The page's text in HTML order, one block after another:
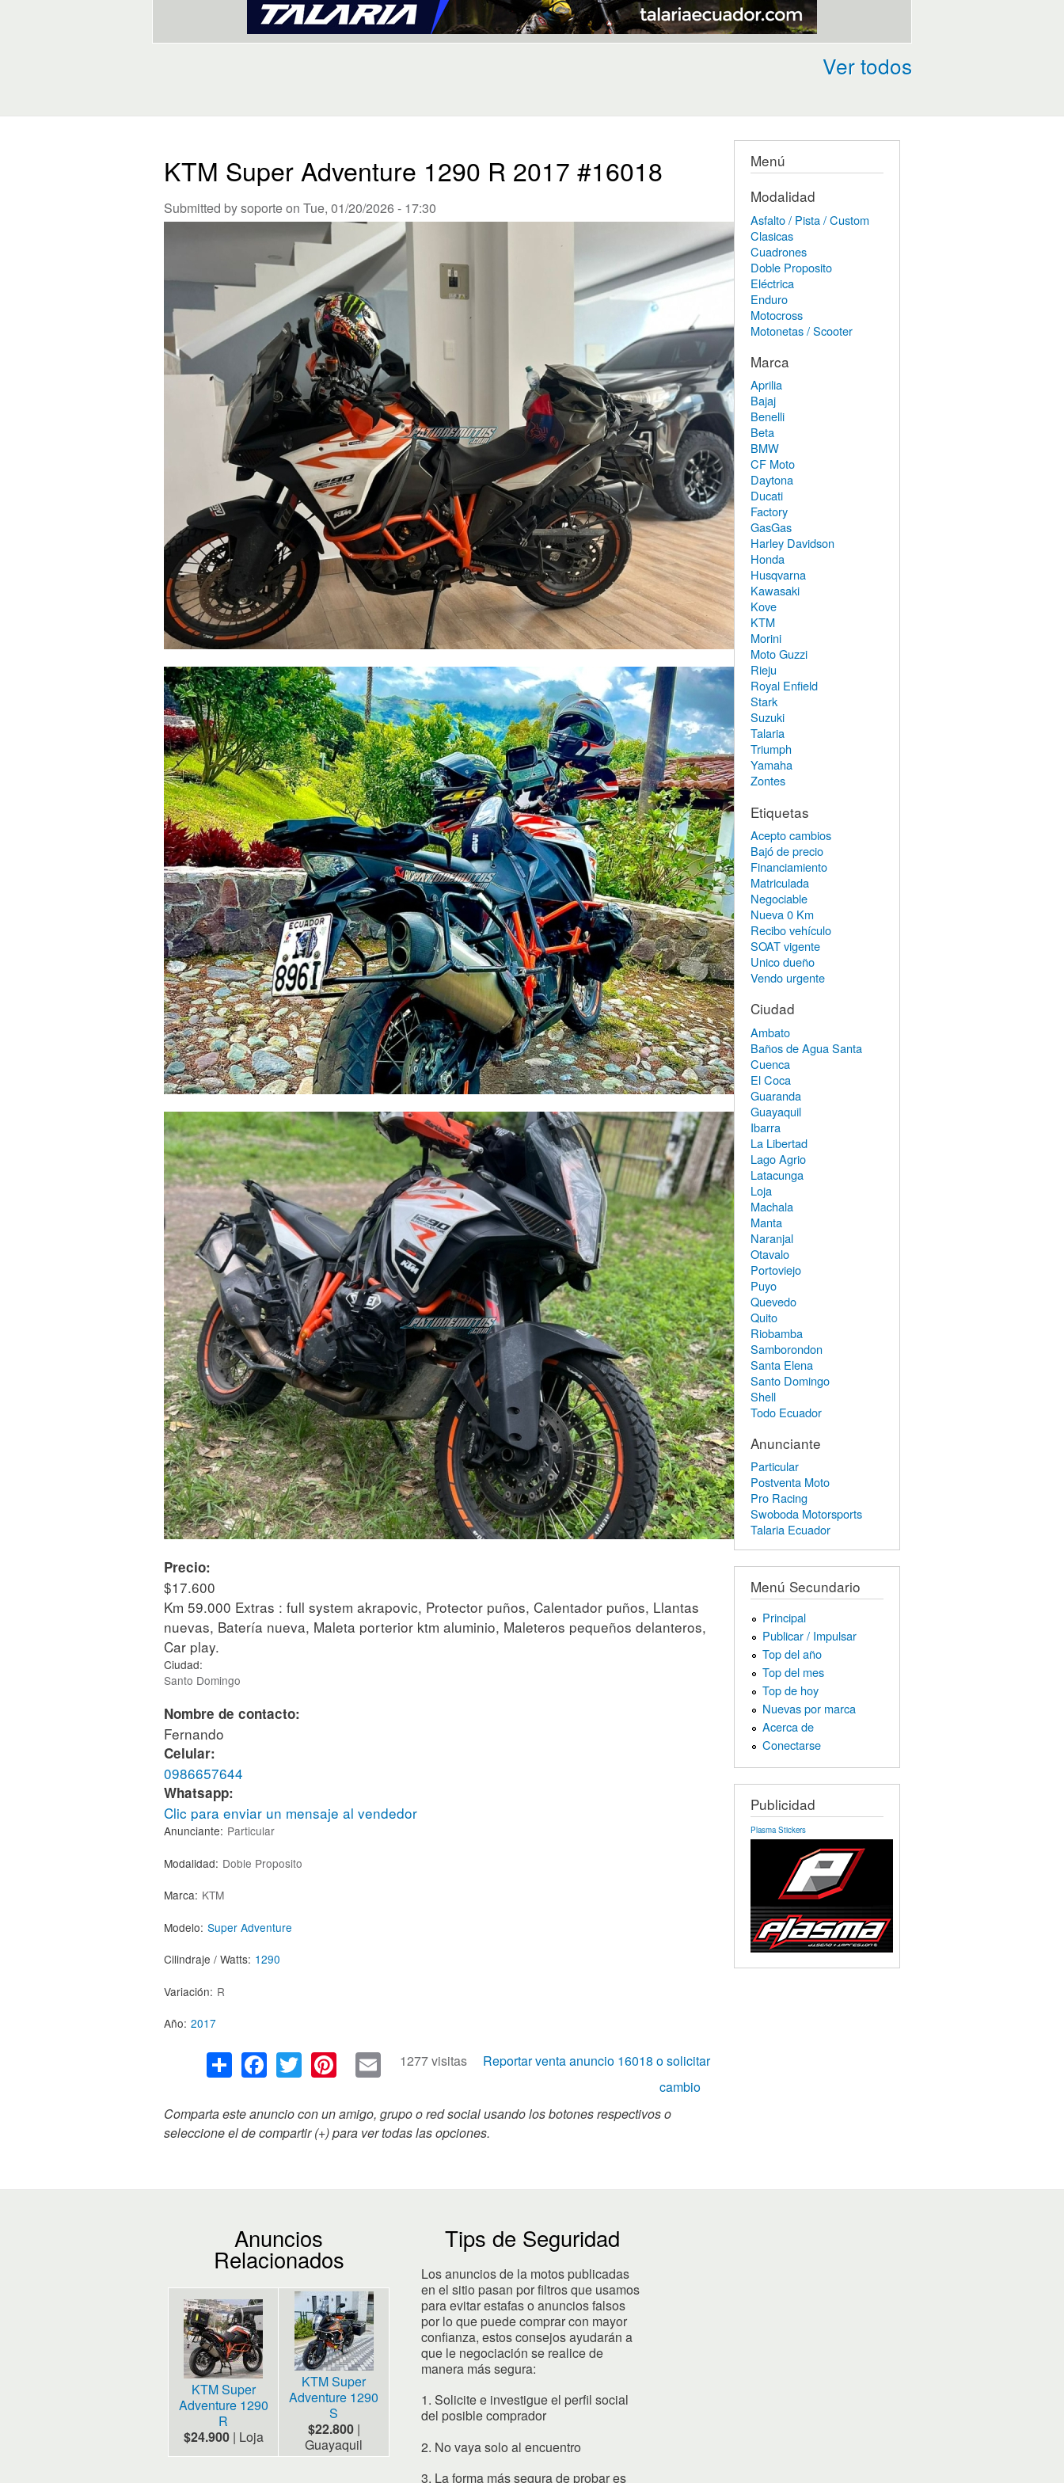
Ver todos
KTM Super Adventure 1290 R 2017 #16018
Submitted bysoporteon Tue, 01/20/2026 - 17:30
Precio:
$17.600
Km 59.000 Extras : full system akrapovic, Protector puños, Calentador puños, Llantas
nuevas, Batería nueva, Maleta porterior ktm aluminio, Maleteros pequeños delanteros,
Car play.
Ciudad:
Santo Domingo
Nombre de contacto:
Fernando
Celular:
0986657644
Whatsapp:
Clic para enviar un mensaje al vendedor
Anunciante: Particular
Modalidad: Doble Proposito
Marca: KTM
Modelo: Super Adventure
Cilindraje / Watts: 1290
Variación: R
Año: 2017
S
h
ar
e
F
a
c
e
o
k
T
wi
tt
er
Pi
nt
er
e
E
ail
1277 visitas
Reportar venta anuncio 16018 o solicitar
cambio
Comparta este anuncio con un amigo, grupo o red social usando los botones respectivos o
seleccione el de compartir (+) para ver todas las opciones.
Menú
Modalidad
Asfalto / Pista / Custom
Clasicas
Cuadrones
Doble Proposito
Eléctrica
Enduro
Motocross
Motonetas / Scooter
Marca
Aprilia
Bajaj
Benelli
Beta
BMW
CF Moto
Daytona
Ducati
Factory
GasGas
Harley Davidson
Honda
Husqvarna
Kawasaki
Kove
KTM
Morini
Moto Guzzi
Rieju
Royal Enfield
Stark
Suzuki
Talaria
Triumph
Yamaha
Zontes
Etiquetas
Acepto cambios
Bajó de precio
Financiamiento
Matriculada
Negociable
Nueva 0 Km
Recibo vehículo
SOAT vigente
Unico dueño
Vendo urgente
Ciudad
Ambato
Baños de Agua Santa
Cuenca
El Coca
Guaranda
Guayaquil
Ibarra
La Libertad
Lago Agrio
Latacunga
Loja
Machala
Manta
Naranjal
Otavalo
Portoviejo
Puyo
Quevedo
Quito
Riobamba
Samborondon
Santa Elena
Santo Domingo
Shell
Todo Ecuador
Anunciante
Particular
Postventa Moto
Pro Racing
Swoboda Motorsports
Talaria Ecuador
Menú Secundario
Principal
Publicar / Impulsar
Top del año
Top del mes
Top de hoy
Nuevas por marca
Acerca de
Conectarse
Publicidad
Plasma Stickers
Anuncios
Relacionados
KTM Super
Adventure 1290
R
$24.900 | Loja
KTM Super
Adventure 1290
S
$22.800 |
Guayaquil
Tips de Seguridad
Los anuncios de la motos publicadas
en el sitio pasan por filtros que usamos
para evitar estafas o anuncios falsos
por lo que puede comprar con mayor
confianza, estos consejos ayudarán a
que le negociación se realice de
manera más segura:
1. Solicite e investigue el perfil social
del posible comprador
2. No vaya solo al encuentro
3. La forma más segura de probar es